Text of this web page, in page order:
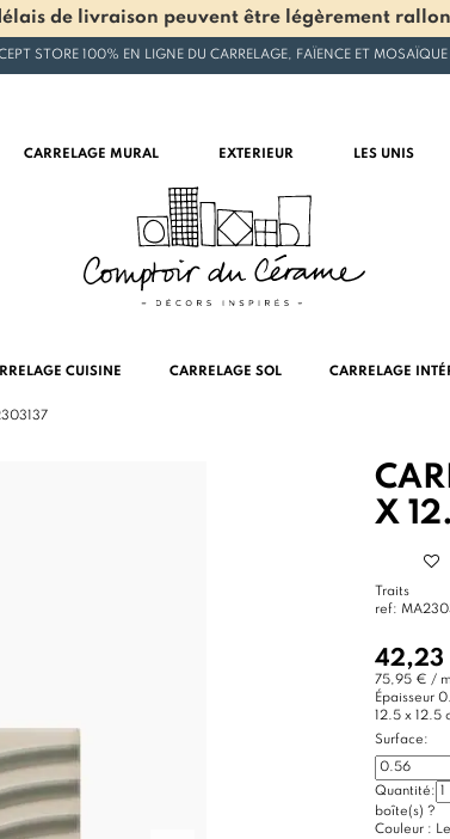
de livraison peuvent être légèrement
STORE 100% EN LIGNE DU CARRELAGE, FAÏENCE ET
CARRELAGE MURAL EXTERIEUR LES UNIS
CUISINE CARRELAGE SOL CARRELAGE
X
Traits
ref:
42,23
75,95 € / m
Épaisseur
12.5 x 12.5
Surface:
Quantité:
boîte(s) ?
Couleur :